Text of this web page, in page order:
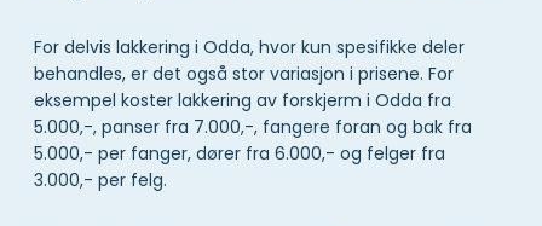
For delvis lakkering i Odda, hvor kun spesifikke deler
behandles, er det også stor variasjon i prisene. For
eksempel koster lakkering av forskjerm i Odda fra
5.000,-, panser fra 7.000,-, fangere foran og bak fra
5.000,- per fanger, dører fra 6.000,- og felger fra
3.000,- per felg.